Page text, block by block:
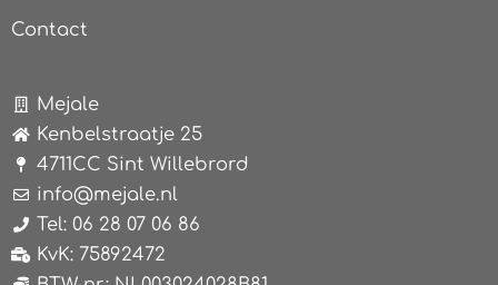
Contact
Mejale
Kenbelstraatje 25
4711CC Sint Willebrord
info@mejale.nl
Tel: 06 28 07 06 86
KvK: 75892472